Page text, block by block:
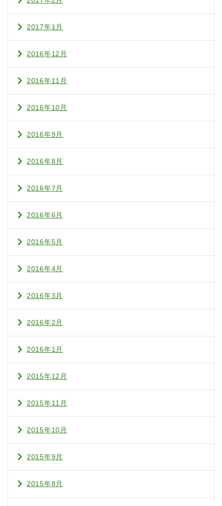
2017年1月
2016年12月
2016年11月
2016年10月
2016年9月
2016年8月
2016年7月
2016年6月
2016年5月
2016年4月
2016年3月
2016年2月
2016年1月
2015年12月
2015年11月
2015年10月
2015年9月
2015年8月